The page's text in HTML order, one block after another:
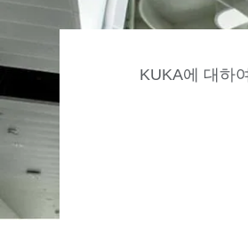
KUKA에 대하여